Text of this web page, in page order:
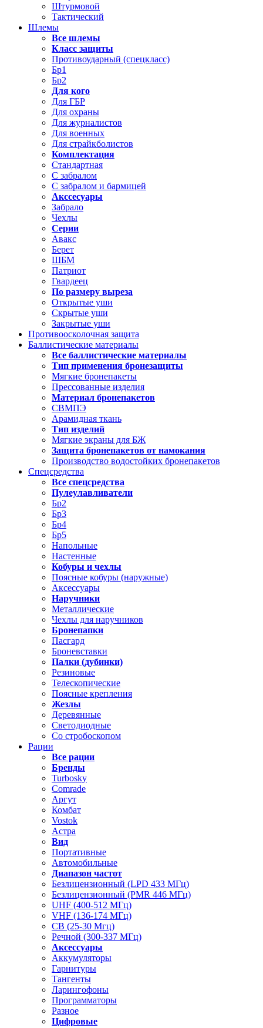
Штурмовой
Тактический
Шлемы
Все шлемы
Класс защиты
Противоударный (спецкласс)
Бр1
Бр2
Для кого
Для ГБР
Для охраны
Для журналистов
Для военных
Для страйкболистов
Комплектация
Стандартная
С забралом
С забралом и бармицей
Акссесуары
Забрало
Чехлы
Серии
Авакс
Берет
ШБМ
Патриот
Гвардеец
По размеру выреза
Открытые уши
Скрытые уши
Закрытые уши
Противоосколочная защита
Баллистические материалы
Все баллистические материалы
Тип применения бронезащиты
Мягкие бронепакеты
Прессованные изделия
Материал бронепакетов
СВМПЭ
Арамидная ткань
Тип изделий
Мягкие экраны для БЖ
Защита бронепакетов от намокания
Производство водостойких бронепакетов
Спецсредства
Все спецсредства
Пулеулавливатели
Бр2
Бр3
Бр4
Бр5
Напольные
Настенные
Кобуры и чехлы
Поясные кобуры (наружные)
Аксессуары
Наручники
Металлические
Чехлы для наручников
Бронепапки
Пасгард
Броневставки
Палки (дубинки)
Резиновые
Телескопические
Поясные крепления
Жезлы
Деревянные
Светодиодные
Со стробоскопом
Рации
Все рации
Бренды
Turbosky
Comrade
Аргут
Комбат
Vostok
Астра
Вид
Портативные
Автомобильные
Диапазон частот
Безлицензионный (LPD 433 МГц)
Безлицензионный (PMR 446 МГц)
UHF (400-512 МГц)
VHF (136-174 МГц)
CB (25-30 Мгц)
Речной (300-337 МГц)
Аксессуары
Аккумуляторы
Гарнитуры
Тангенты
Ларингофоны
Программаторы
Разное
Цифровые